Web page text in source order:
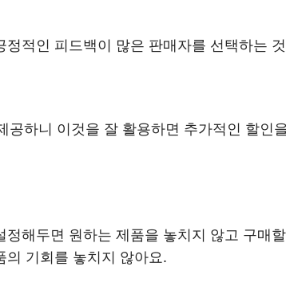
적인 피드백이 많은 판매자를 선택하는
하니 이것을 잘 활용하면 추가적인 할인
해두면 원하는 제품을 놓치지 않고 구매
의 기회를 놓치지 않아요.